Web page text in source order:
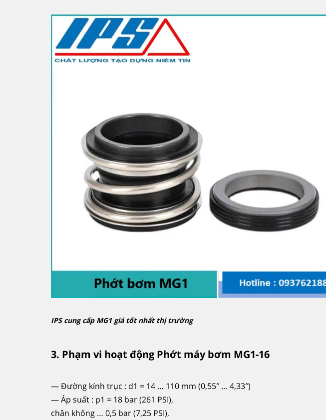
IPS cung cấp MG1 giá tốt nhất thị trường
3. Phạm vi hoạt động Phớt máy bơm MG1-16
— Đường kính trục : d1 = 14 … 110 mm (0,55″ … 4,33″)
— Áp suất : p1 = 18 bar (261 PSI),
chân không … 0,5 bar (7,25 PSI),